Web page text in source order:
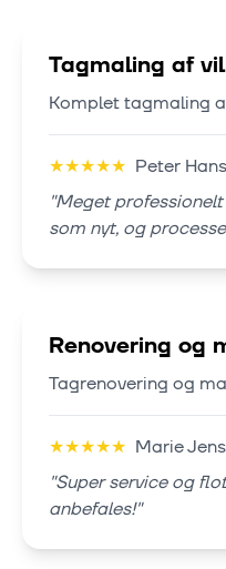
Tagmaling af
Komplet tagmaling
★★★★★ Peter
"Meget
som nyt, og
Renovering og
Tagrenovering og
★★★★★ Marie
"Super service og
anbefales!"